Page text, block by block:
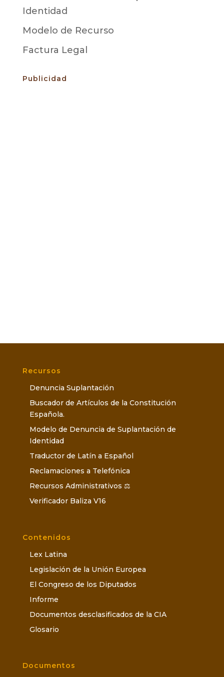
Identidad
Modelo de Recurso
Factura Legal
Publicidad
Recursos
Denuncia Suplantación
Buscador de Artículos de la Constitución
Española.
Modelo de Denuncia de Suplantación de
Identidad
Traductor de Latín a Español
Reclamaciones a Telefónica
Recursos Administrativos ⚖️
Verificador Baliza V16
Contenidos
Lex Latina
Legislación de la Unión Europea
El Congreso de los Diputados
Informe
Documentos desclasificados de la CIA
Glosario
Documentos